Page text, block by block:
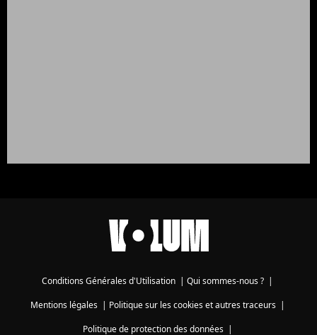
Conditions Générales d'Utilisation | Qui sommes-nous ? |
Mentions légales| Politique sur les cookies et autres traceurs|
Politique de protection des données|